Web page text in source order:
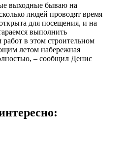
выходные бываю на
людей проводят время
для посещения, и на
выполнить
в этом строительном
летом набережная
– сообщил Денис